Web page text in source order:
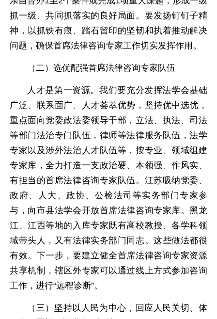
抓一级、共同抓落实的良好局面。要发扬钉钉子精
神，以抓铁有痕、踏石留印的坚韧和执着推动解决
问题，确保首席法律咨询专家工作切实发挥作用。
（二）选优配强首席法律咨询专家队伍
人才是第一资源。我们要充分发挥法学会基础
广泛、联系面广、人才荟萃优势，坚持优中选优，
重点面向党委政法委领导干部，立法、执法、司法
等部门法治专门队伍，律师等法律服务队伍，法学
专家以及涉外法治人才队伍等，按专业、领域组建
专家库，全力打造一支政治硬、本领强、作风实、
有担当的首席法律咨询专家队伍。江苏吸纳党委、
政府、人大、政协、公检法司等实务部门专家参
与，向市县法学会开放首席法律咨询专家库。黑龙
江、江西等地的入库专家既有高校教授、各学科领
域带头人，又有法律实务部门同志。这些做法都很
有效。下一步，要建立健全首席法律咨询专家资源
共享机制，辖区外专家可以通过线上方式参加咨询
工作，进行“远程诊断”。
（三）坚持以人民为中心，回应人民关切、体